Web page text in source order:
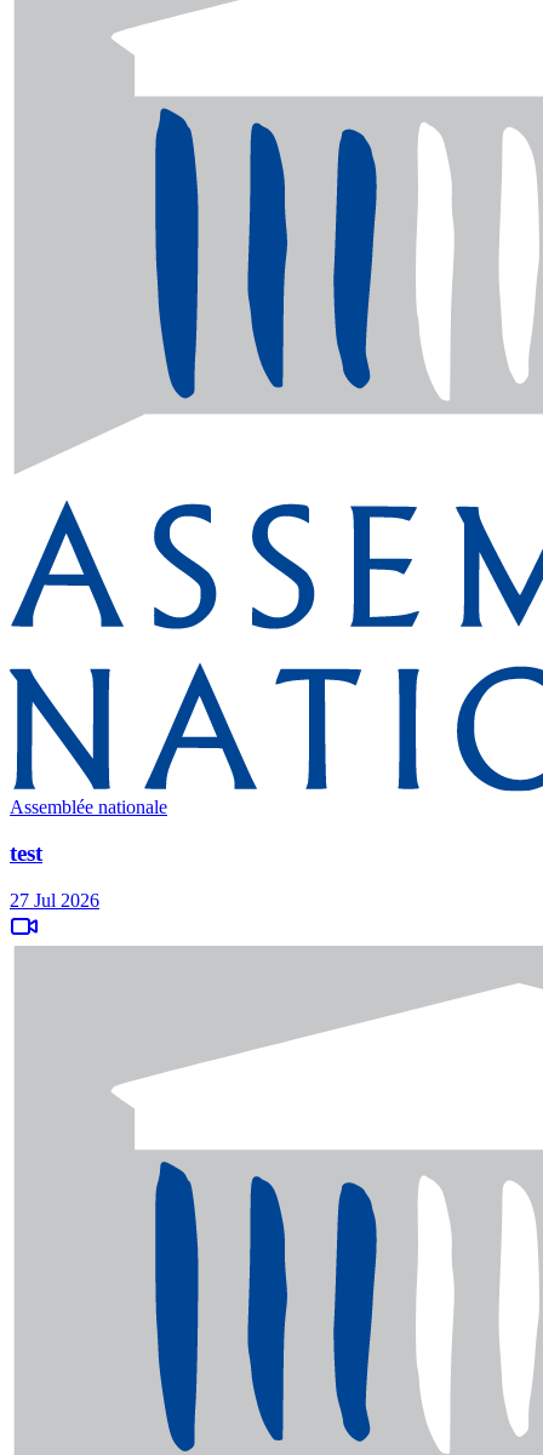
Assemblée nationale
test
27 Jul 2026